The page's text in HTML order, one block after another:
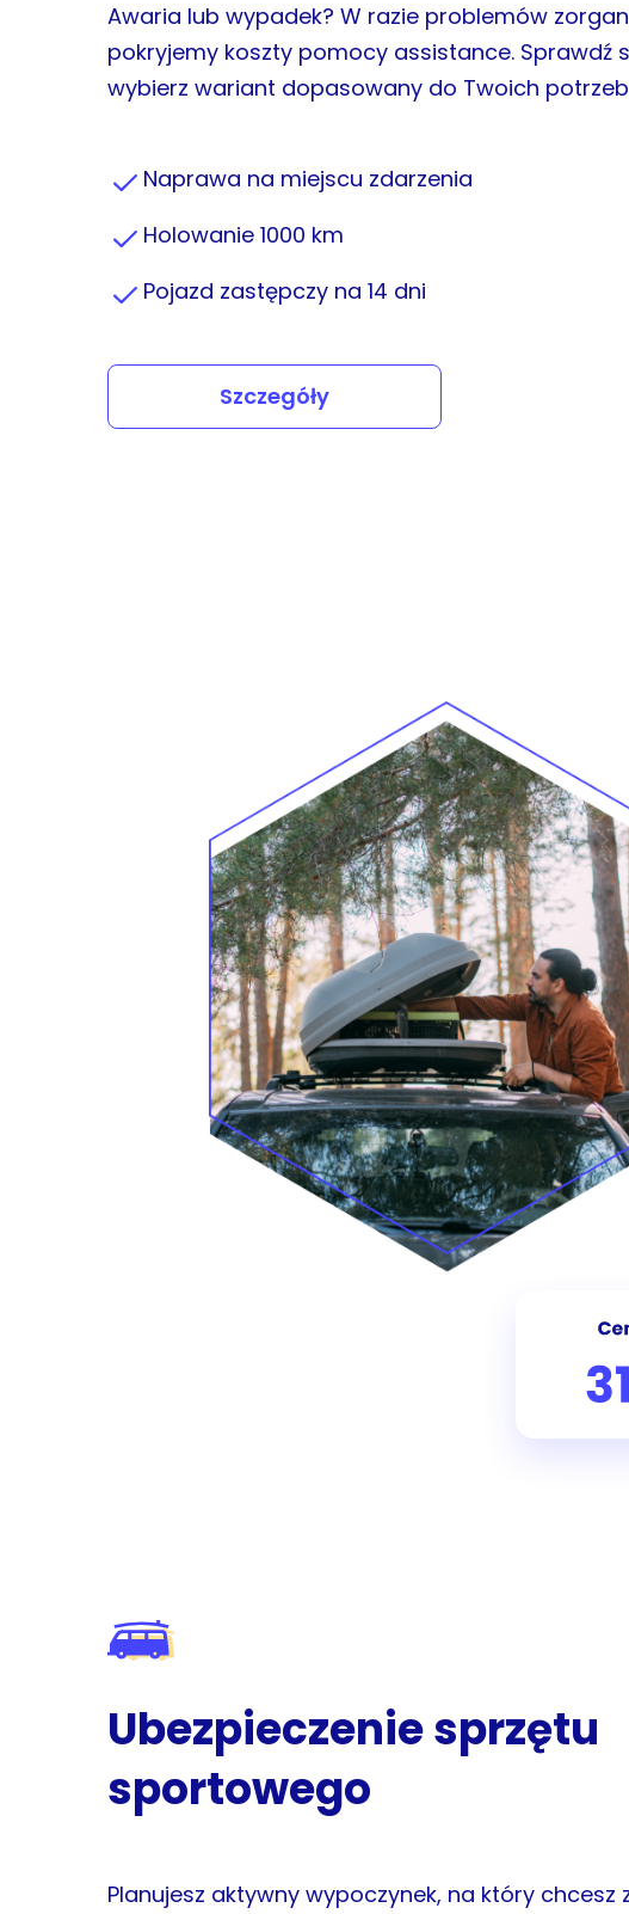
Awaria lub wypadek? W razie problemów
pokryjemy koszty pomocy assistance. Sprawdź
wybierz wariant dopasowany do Twoich
Naprawa na miejscu zdarzenia
Holowanie 1000 km
Pojazd zastępczy na 14 dni
Szczegóły
Ubezpieczenie sprzętu
sportowego
Planujesz aktywny wypoczynek, na który chcesz